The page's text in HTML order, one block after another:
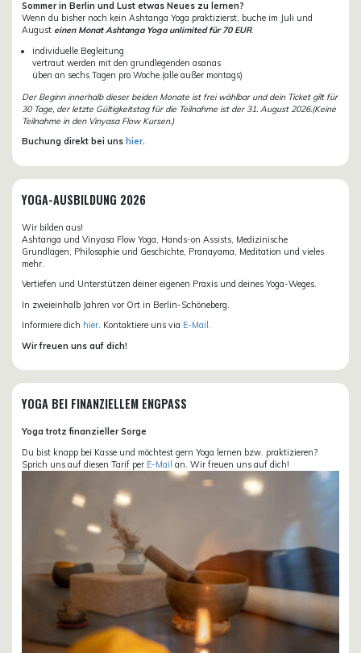
Sommer in Berlin und Lust etwas Neues zu lernen?
Wenn du bisher noch kein Ashtanga Yoga praktizierst, buche im Juli und
August einen Monat Ashtanga Yoga unlimited für 70 EUR.
individuelle Begleitung
vertraut werden mit den grundlegenden asanas
üben an sechs Tagen pro Woche (alle außer montags)
Der Beginn innerhalb dieser beiden Monate ist frei wählbar und dein Ticket gilt für
30 Tage, der letzte Gültigkeitstag für die Teilnahme ist der 31. August 2026.(Keine
Teilnahme in den Vinyasa Flow Kursen.)
Buchung direkt bei uns hier.
YOGA-AUSBILDUNG 2026
Wir bilden aus!
Ashtanga und Vinyasa Flow Yoga, Hands-on Assists, Medizinische
Grundlagen, Philosophie und Geschichte, Pranayama, Meditation und vieles
mehr.
Vertiefen und Unterstützen deiner eigenen Praxis und deines Yoga-Weges.
In zweieinhalb Jahren vor Ort in Berlin-Schöneberg.
Informiere dich hier. Kontaktiere uns via E-Mail.
Wir freuen uns auf dich!
YOGA BEI FINANZIELLEM ENGPASS
Yoga trotz finanzieller Sorge
Du bist knapp bei Kasse und möchtest gern Yoga lernen bzw. praktizieren?
Sprich uns auf diesen Tarif per E-Mail an. Wir freuen uns auf dich!